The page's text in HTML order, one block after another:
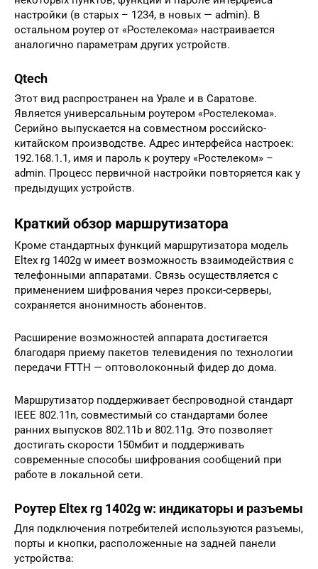
настройки (в старых – 1234, в новых — admin). В
остальном роутер от «Ростелекома» настраивается
аналогично параметрам других устройств.
Qtech
Этот вид распространен на Урале и в Саратове.
Является универсальным роутером «Ростелекома».
Серийно выпускается на совместном российско-
китайском производстве. Адрес интерфейса настроек:
192.168.1.1, имя и пароль к роутеру «Ростелеком» –
admin. Процесс первичной настройки повторяется как у
предыдущих устройств.
Краткий обзор маршрутизатора
Кроме стандартных функций маршрутизатора модель
Eltex rg 1402g w имеет возможность взаимодействия с
телефонными аппаратами. Связь осуществляется с
применением шифрования через прокси-серверы,
сохраняется анонимность абонентов.
Расширение возможностей аппарата достигается
благодаря приему пакетов телевидения по технологии
передачи FTTH — оптоволоконный фидер до дома.
Маршрутизатор поддерживает беспроводной стандарт
IEEE 802.11n, совместимый со стандартами более
ранних выпусков 802.11b и 802.11g. Это позволяет
достигать скорости 150мбит и поддерживать
современные способы шифрования сообщений при
работе в локальной сети.
Роутер Eltex rg 1402g w: индикаторы и разъемы
Для подключения потребителей используются разъемы,
порты и кнопки, расположенные на задней панели
устройства: